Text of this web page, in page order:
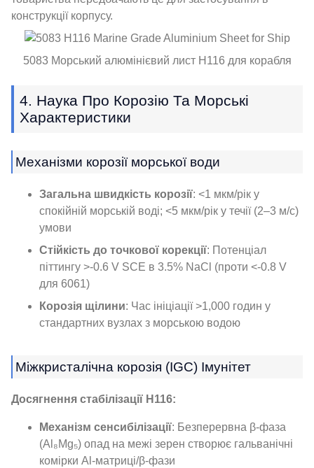
конструкції корпусу.
5083 Морський алюмінієвий лист H116 для корабля
4. Наука Про Корозію Та Морські
Характеристики
Механізми корозії морської води
Загальна швидкість корозії: <1 мкм/рік у
спокійній морській воді; <5 мкм/рік у течії (2–3 м/с)
умови
Стійкість до точкової корекції: Потенціал
піттингу >-0.6 V SCE в 3.5% NaCl (проти <-0.8 V
для 6061)
Корозія щілини: Час ініціації >1,000 годин у
стандартних вузлах з морською водою
Міжкристалічна корозія (IGC) Імунітет
Досягнення стабілізації H116:
Механізм сенсибілізації: Безперервна β-фаза
(Al₈Mg₅) опад на межі зерен створює гальванічні
комірки Al-матриці/β-фази